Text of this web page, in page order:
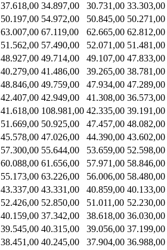
37.618,00 34.897,00 30.731,00 33.303,00
50.197,00 54.972,00 50.845,00 50.271,00
63.007,00 67.119,00 62.665,00 62.812,00
51.562,00 57.490,00 52.071,00 51.481,00
48.927,00 49.714,00 49.107,00 47.833,00
40.279,00 41.486,00 39.265,00 38.781,00
48.846,00 49.759,00 47.934,00 47.289,00
42.407,00 42.949,00 41.308,00 36.573,00
41.618,00 108.981,00 42.335,00 39.191,00
51.669,00 50.925,00 47.457,00 48.082,00
45.578,00 47.026,00 44.390,00 43.602,00
57.300,00 55.644,00 53.659,00 52.598,00
60.088,00 61.656,00 57.971,00 58.846,00
55.173,00 63.226,00 56.006,00 58.480,00
43.337,00 43.331,00 40.859,00 40.133,00
52.426,00 52.850,00 51.011,00 52.230,00
40.159,00 37.342,00 38.618,00 36.030,00
39.545,00 40.315,00 39.056,00 37.199,00
38.451,00 40.245,00 37.904,00 36.988,00